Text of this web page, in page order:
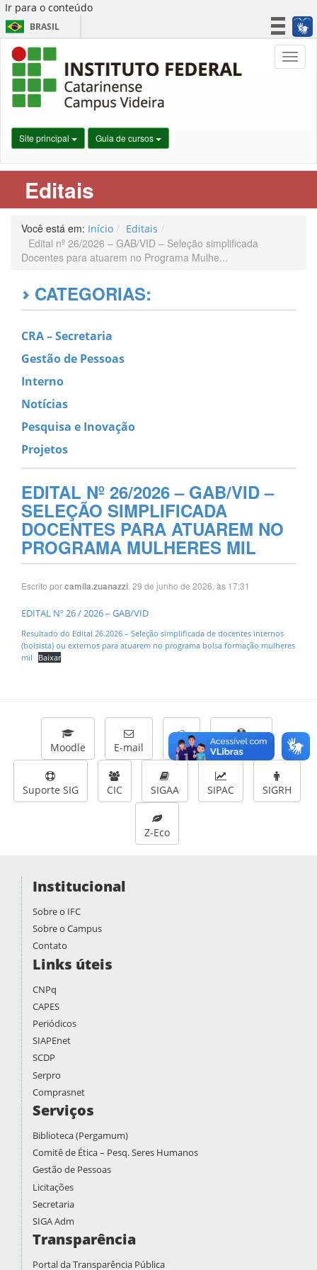
Ir para o conteúdo
BRASIL
Simplifique!
Site principal Guia de cursos
Editais
Você está em: Início Editais
Edital nº 26/2026 – GAB/VID – Seleção simplificada
Docentes para atuarem no Programa Mulhe...
CATEGORIAS:
CRA – Secretaria
Gestão de Pessoas
Interno
Notícias
Pesquisa e Inovação
Projetos
EDITAL Nº 26/2026 – GAB/VID –
SELEÇÃO SIMPLIFICADA
DOCENTES PARA ATUAREM NO
PROGRAMA MULHERES MIL
Escrito porcamila.zuanazzi . 29 de junho de 2026, às 17:31
EDITAL Nº 26 / 2026 – GAB/VID
Resultado do Edital 26.2026 – Seleção simplificada de docentes internos
(bolsista) ou externos para atuarem no programa bolsa formação mulheres
mil
Baixar
Moodle E-mail CEU Helpdesk
Suporte SIG CIC SIGAA SIPAC SIGRH
Z-Eco
Institucional
Sobre o IFC
Sobre o Campus
Contato
Links úteis
CNPq
CAPES
Periódicos
SIAPEnet
SCDP
Serpro
Comprasnet
Serviços
Biblioteca (Pergamum)
Comitê de Ética – Pesq. Seres Humanos
Gestão de Pessoas
Licitações
Secretaria
SIGA Adm
Transparência
Portal da Transparência Pública